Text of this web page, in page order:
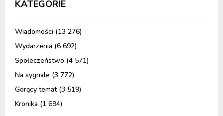
KATEGORIE
Wiadomości (13 276)
Wydarzenia (6 692)
Społeczeństwo (4 571)
Na sygnale (3 772)
Gorący temat(3 519)
Kronika (1 694)